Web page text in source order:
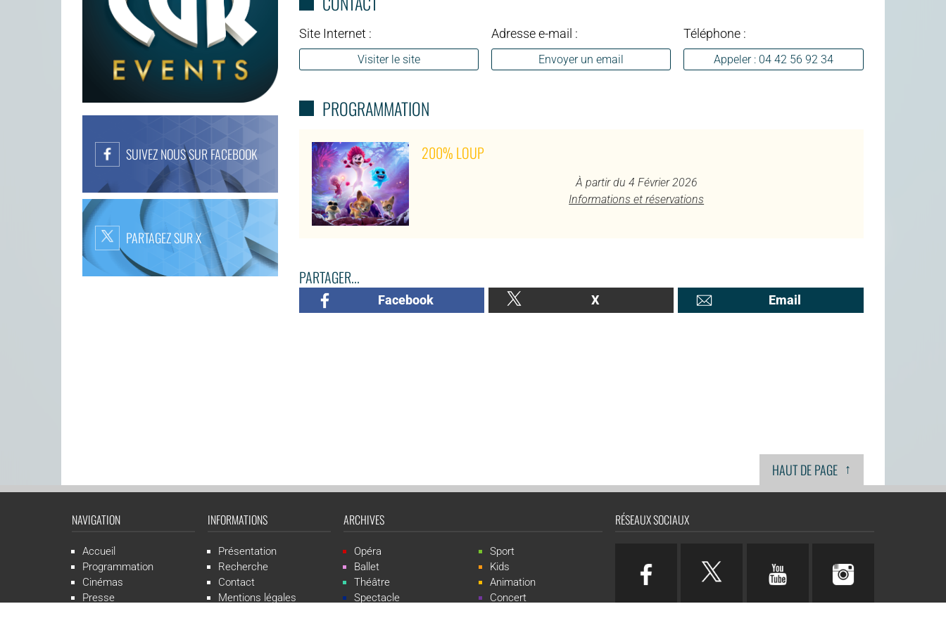
SUIVEZ NOUS SUR FACEBOOK
PARTAGEZ SUR X
Site Internet :
Visiter le site
Adresse e-mail :
Envoyer un email
Téléphone :
Appeler : 04 42 56 92 34
PROGRAMMATION
200% LOUP
À partir du 4 Février 2026
Informations et réservations
PARTAGER...
Facebook X Email
HAUT DE PAGE ↑
NAVIGATION
Accueil
Programmation
Cinémas
Presse
INFORMATIONS
Présentation
Recherche
Contact
Mentions légales
ARCHIVES
Opéra
Ballet
Théâtre
Spectacle
Sport
Kids
Animation
Concert
RÉSEAUX SOCIAUX